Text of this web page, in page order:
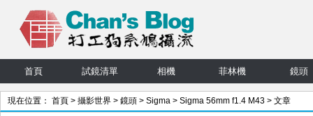
首頁 試鏡清單 相機 菲林機 鏡頭
現在位置： 首頁 > 攝影世界 > 鏡頭 > Sigma > Sigma 56mm f1.4 M43 > 文章